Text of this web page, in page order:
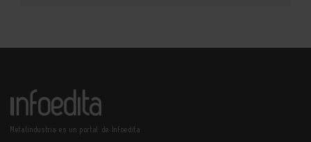
Metalindustria es un portal de Infoedita